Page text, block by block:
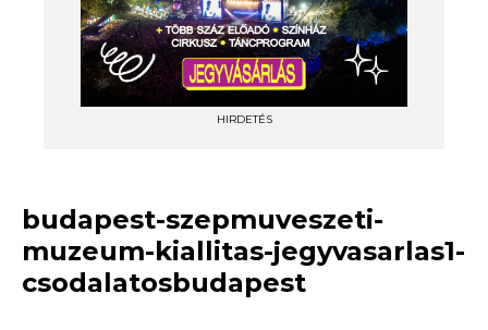
HIRDETÉS
budapest-szepmuveszeti-
muzeum-kiallitas-jegyvasarlas1-
csodalatosbudapest